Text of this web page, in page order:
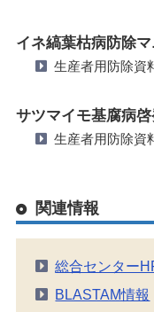
イネ縞葉枯病防除マ
生産者用防除資
サツマイモ基腐病啓
生産者用防除資
関連情報
総合センター
BLASTAM情報